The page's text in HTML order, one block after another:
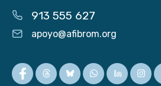
913 555 627
apoyo@afibrom.org